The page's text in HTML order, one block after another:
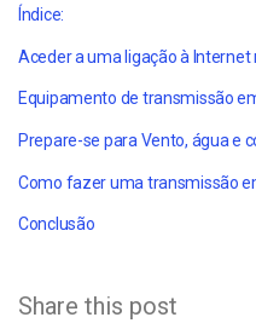
Índice:
Aceder a uma ligação à Internet
Prepare-se para Vento, água e
Conclusão
Share this post